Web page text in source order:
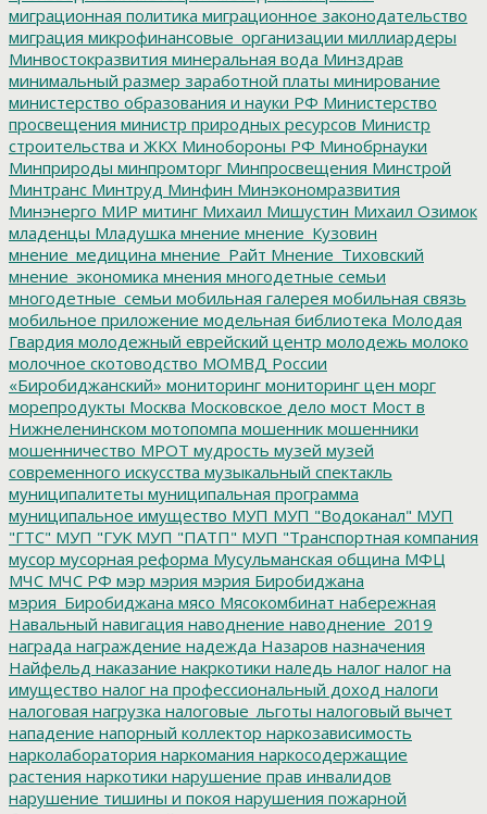
миграционная политика миграционное законодательство
миграция микрофинансовые_организации миллиардеры
Минвостокразвития минеральная вода Минздрав
минимальный размер заработной платы минирование
министерство образования и науки РФ Министерство
просвещения министр природных ресурсов Министр
строительства и ЖКХ Минобороны РФ Минобрнауки
Минприроды минпромторг Минпросвещения Минстрой
Минтранс Минтруд Минфин Минэкономразвития
Минэнерго МИР митинг Михаил Мишустин Михаил Озимок
младенцы Младушка мнение мнение_Кузовин
мнение_медицина мнение_Райт Мнение_Тиховский
мнение_экономика мнения многодетные семьи
многодетные_семьи мобильная галерея мобильная связь
мобильное приложение модельная библиотека Молодая
Гвардия молодежный еврейский центр молодежь молоко
молочное скотоводство МОМВД России
«Биробиджанский» мониторинг мониторинг цен морг
морепродукты Москва Московское дело мост Мост в
Нижнеленинском мотопомпа мошенник мошенники
мошенничество МРОТ мудрость музей музей
современного искусства музыкальный спектакль
муниципалитеты муниципальная программа
муниципальное имущество МУП МУП "Водоканал" МУП
"ГТС" МУП "ГУК МУП "ПАТП" МУП "Транспортная компания
мусор мусорная реформа Мусульманская община МФЦ
МЧС МЧС РФ мэр мэрия мэрия Биробиджана
мэрия_Биробиджана мясо Мясокомбинат набережная
Навальный навигация наводнение наводнение_2019
награда награждение надежда Назаров назначения
Найфельд наказание накркотики наледь налог налог на
имущество налог на профессиональный доход налоги
налоговая нагрузка налоговые_льготы налоговый вычет
нападение напорный коллектор наркозависимость
нарколаборатория наркомания наркосодержащие
растения наркотики нарушение прав инвалидов
нарушение тишины и покоя нарушения пожарной